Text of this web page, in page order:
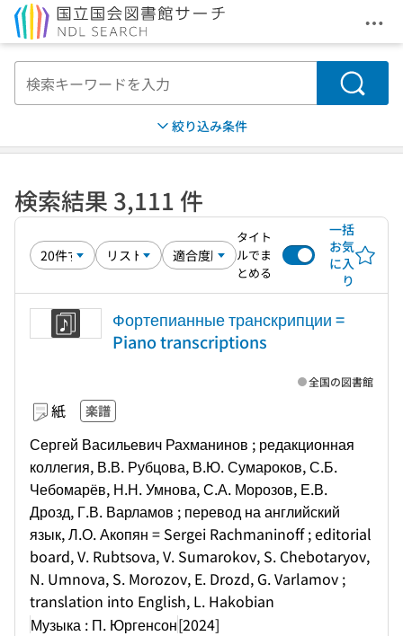
メ
検索
絞り込み条件
検索結果 3,111 件
タイト
ルでま
とめる
一括
お気
に入
り
Фортепианные транскрипции =
Piano transcriptions
紙 楽譜
Сергей Васильевич Рахманинов ; редакционная
коллегия, В.В. Рубцова, В.Ю. Сумароков, С.Б.
Чебомарёв, Н.Н. Умнова, С.А. Морозов, Е.В.
Дрозд, Г.В. Варламов ; перевод на английский
язык, Л.О. Акопян = Sergei Rachmaninoff ; editorial
board, V. Rubtsova, V. Sumarokov, S. Chebotaryov,
N. Umnova, S. Morozov, E. Drozd, G. Varlamov ;
translation into English, L. Hakobian
Музыка : П. Юргенсон[2024]
全国の図書館